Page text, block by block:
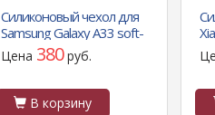
Силиконовый чехол для
Samsung Galaxy A33 soft-
touch однотонный, с
визитницей, синий
Цена 380руб.
В корзину